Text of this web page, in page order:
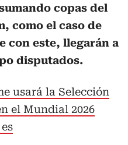
copas del
como el caso de
con este, llegarán a
disputados.
usará la Selección
el Mundial 2026